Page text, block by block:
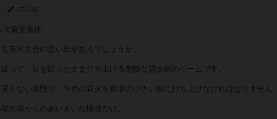
7年弱前
賞受賞作。
花火大会の思い出があるでしょうか。
って、目を瞑ったまま打ち上げる危険な花火師のゲームです。
えない状態で、５色の花火を数字の小さい順に打ち上げなければなりません。
火師からのあいまいな情報だけ。